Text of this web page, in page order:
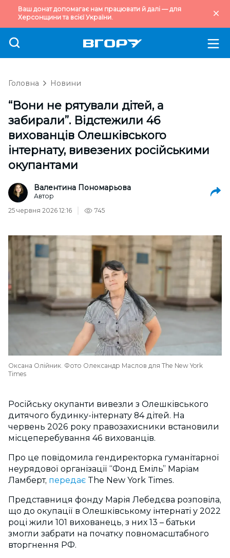
Ваш донат допомагає нам працювати й далі — для
Херсонщини та всієї України.
Головна Новини
“Вони не рятували дітей, а
забирали”. Відстежили 46
вихованців Олешківського
інтернату, вивезених російськими
окупантами
Валентина Пономарьова
Автор
25 червня 2026 12:16
745
Оксана Олійник. Фото Олександр Маслов для The New York
Times
Російську окупанти вивезли з Олешківського
дитячого будинку-інтернату 84 дітей. На
червень 2026 року правозахисники встановили
місцеперебування 46 вихованців.
Про це повідомила гендиректорка гуманітарної
неурядової організації “Фонд Еміль” Маріам
Ламберт, передає The New York Times.
Представниця фонду Марія Лебедєва розповіла,
що до окупації в Олешківському інтернаті у 2022
році жили 101 вихованець, з них 13 – батьки
змогли забрати на початку повномасштабного
вторгнення РФ.